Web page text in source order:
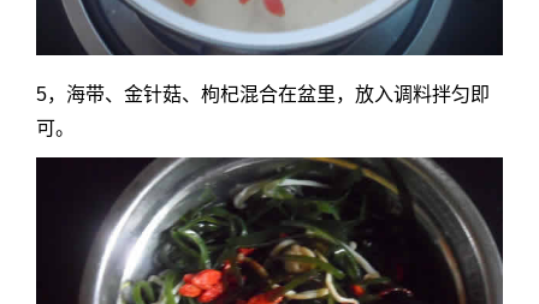
5，海带、金针菇、枸杞混合在盆里，放入调料拌匀即
可。